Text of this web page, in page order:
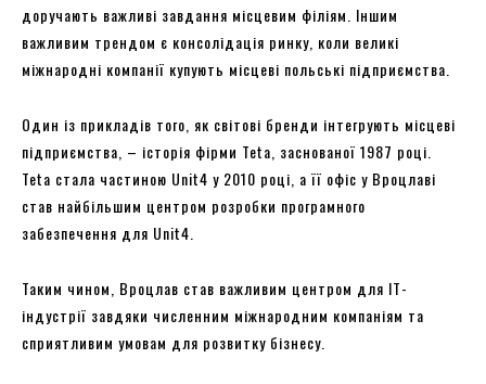
доручають важливі завдання місцевим філіям. Іншим
важливим трендом є консолідація ринку, коли великі
міжнародні компанії купують місцеві польські підприємства.
Один із прикладів того, як світові бренди інтегрують місцеві
підприємства, – історія фірми Teta, заснованої 1987 році.
Teta стала частиною Unit4 у 2010 році, а її офіс у Вроцлаві
став найбільшим центром розробки програмного
забезпечення для Unit4.
Таким чином, Вроцлав став важливим центром для ІТ-
індустрії завдяки численним міжнародним компаніям та
сприятливим умовам для розвитку бізнесу.